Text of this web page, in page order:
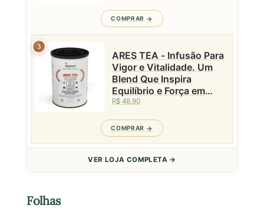
COMPRAR
3
ARES TEA - Infusão Para
Vigor e Vitalidade. Um
Blend Que Inspira
Equilíbrio e Força em
R$ 48,90
COMPRAR
VER LOJA COMPLETA →
Folhas